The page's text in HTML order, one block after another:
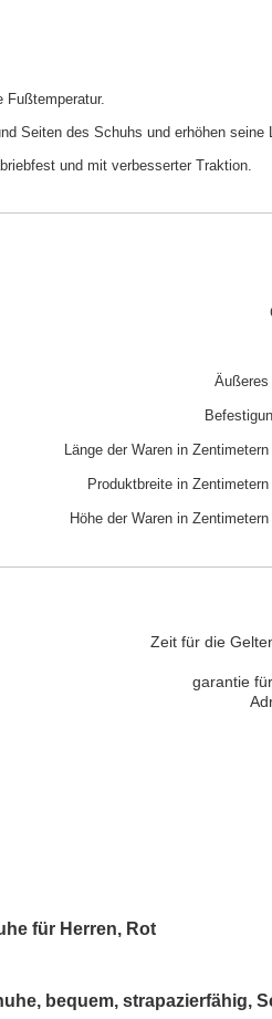
Fußtemperatur.
Seiten des Schuhs und erhöhen seine
und mit verbesserter Traktion.
Äußeres
Länge der Waren in Zentimetern
Produktbreite in Zentimetern
Höhe der Waren in Zentimetern
Zeit für die
garantie
für Herren, Rot
bequem, strapazierfähig,